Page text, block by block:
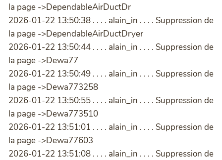
la page ->DependableAirDuctDr
2026-01-22 13:50:38 . . . . alain_in . . . . Suppression de
la page ->DependableAirDuctDryer
2026-01-22 13:50:44 . . . . alain_in . . . . Suppression de
la page ->Dewa77
2026-01-22 13:50:49 . . . . alain_in . . . . Suppression de
la page ->Dewa773258
2026-01-22 13:50:55 . . . . alain_in . . . . Suppression de
la page ->Dewa773510
2026-01-22 13:51:01 . . . . alain_in . . . . Suppression de
la page ->Dewa77603
2026-01-22 13:51:08 . . . . alain_in . . . . Suppression de